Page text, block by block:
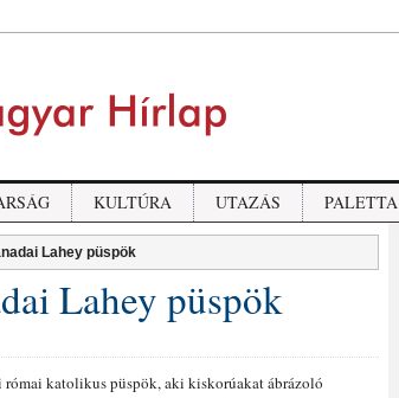
KULTÚRA UTAZÁS PALETTA
Lahey püspök
Lahey püspök
katolikus püspök, aki kiskorúakat ábrázoló